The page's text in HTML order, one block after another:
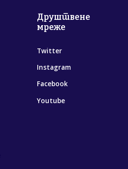
Друштвене
мреже
Twitter
Instagram
Facebook
Youtube